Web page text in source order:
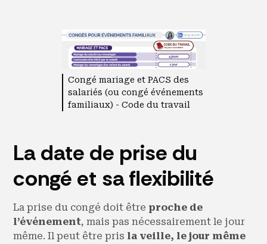
Congé mariage et PACS des
salariés (ou congé événements
familiaux) - Code du travail
La date de prise du
congé et sa flexibilité
La prise du congé doit être proche de
l’événement, mais pas nécessairement le jour
même. Il peut être pris la veille, le jour même